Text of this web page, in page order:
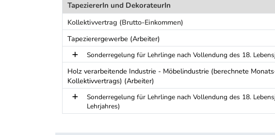
TapeziererIn und DekorateurIn
Kollektivvertrag (Brutto-Einkommen)
Tapezierergewerbe (Arbeiter)
Sonderregelung für Lehrlinge nach Vollendung des 18.
Holz verarbeitende Industrie - Möbelindustrie (berechnete
Kollektivvertrags) (Arbeiter)
Sonderregelung für Lehrlinge nach Vollendung des 18.
Lehrjahres)